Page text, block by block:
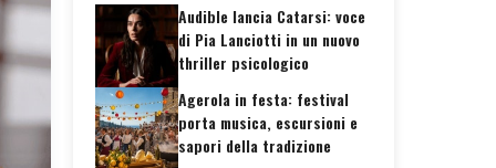
Audible lancia Catarsi: voce
di Pia Lanciotti in un nuovo
thriller psicologico
Agerola in festa: festival
porta musica, escursioni e
sapori della tradizione